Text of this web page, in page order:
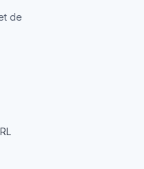
de